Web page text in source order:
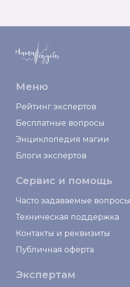
Меню
Рейтинг экспертов
Бесплатные вопросы
Энциклопедия магии
Блоги экспертов
Сервис и помощь
Часто задаваемые вопросы
Техническая поддержка
Контакты и реквизиты
Публичная оферта
Экспертам